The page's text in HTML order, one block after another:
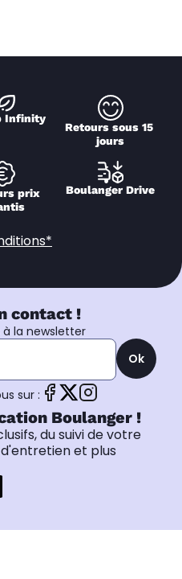
Infinity
Retours sous 15
jours
prix
Boulanger Drive
contact !
la newsletter
Ok
sur :
Boulanger !
du suivi de votre
et plus